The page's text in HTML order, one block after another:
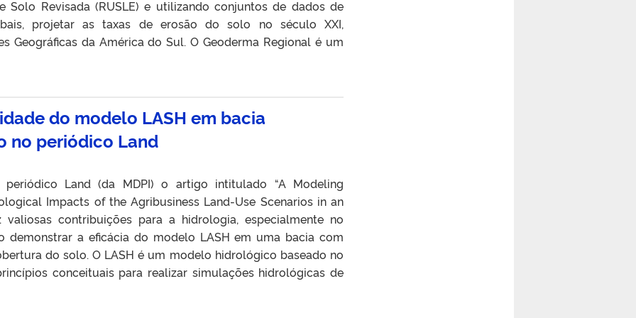
Solo Revisada (RUSLE) e utilizando conjuntos de dados de
projetar as taxas de erosão do solo no século XXI,
Geográficas da América do Sul. O Geoderma Regional é um
do modelo LASH em bacia
no periódico Land
Land (da MDPI) o artigo intitulado “A Modeling
Impacts of the Agribusiness Land-Use Scenarios in an
valiosas contribuições para a hidrologia, especialmente no
demonstrar a eficácia do modelo LASH em uma bacia com
do solo. O LASH é um modelo hidrológico baseado no
conceituais para realizar simulações hidrológicas de